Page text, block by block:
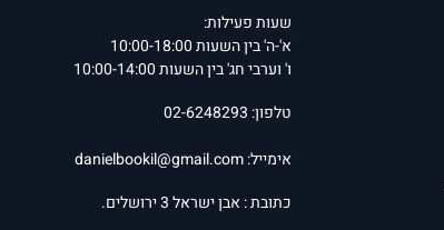
שעות פעילות:
א'-ה' בין השעות 10:00-18:00
ו' וערבי חג' בין השעות 10:00-14:00
טלפון: 02-6248293
אימייל:danielbookil@gmail.com
כתובת : אבן ישראל 3 ירושלים.